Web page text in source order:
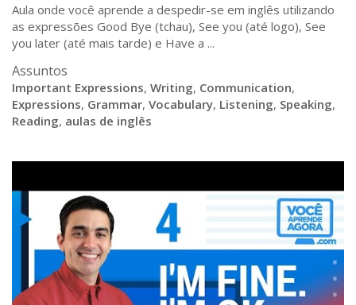
Aula onde você aprende a despedir-se em inglês utilizando
as expressões Good Bye (tchau), See you (até logo), See
you later (até mais tarde) e Have a ...
Assuntos
Important Expressions, Writing, Communication,
Expressions, Grammar, Vocabulary, Listening, Speaking,
Reading, aulas de inglês